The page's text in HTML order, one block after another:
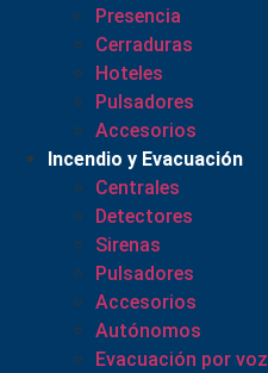
Presencia
Cerraduras
Hoteles
Pulsadores
Accesorios
Incendio y Evacuación
Centrales
Detectores
Sirenas
Pulsadores
Accesorios
Autónomos
Evacuación por voz